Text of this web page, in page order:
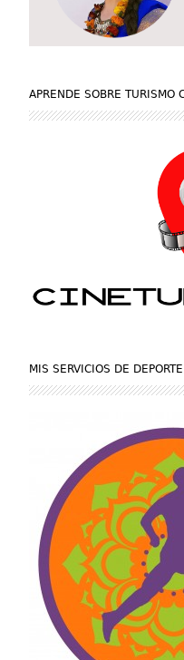
APRENDE SOBRE TURISMO
MIS SERVICIOS DE